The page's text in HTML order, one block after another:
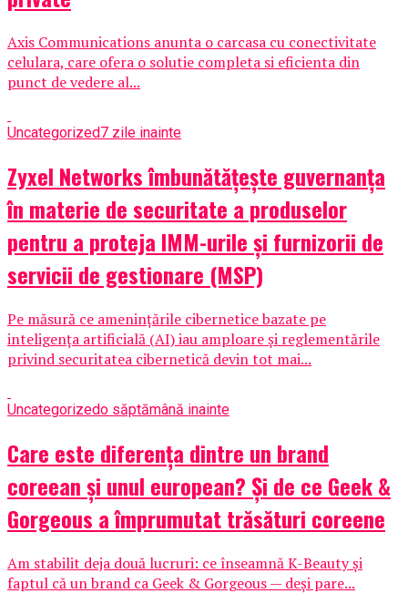
Axis Communications anunta o carcasa cu conectivitate
celulara, care ofera o solutie completa si eficienta din
punct de vedere al...
Uncategorized7 zile inainte
Zyxel Networks îmbunătățește guvernanța
în materie de securitate a produselor
pentru a proteja IMM-urile și furnizorii de
servicii de gestionare (MSP)
Pe măsură ce amenințările cibernetice bazate pe
inteligența artificială (AI) iau amploare și reglementările
privind securitatea cibernetică devin tot mai...
Uncategorizedo săptămână inainte
Care este diferența dintre un brand
coreean și unul european? Și de ce Geek &
Gorgeous a împrumutat trăsături coreene
Am stabilit deja două lucruri: ce înseamnă K-Beauty și
faptul că un brand ca Geek & Gorgeous — deși pare...